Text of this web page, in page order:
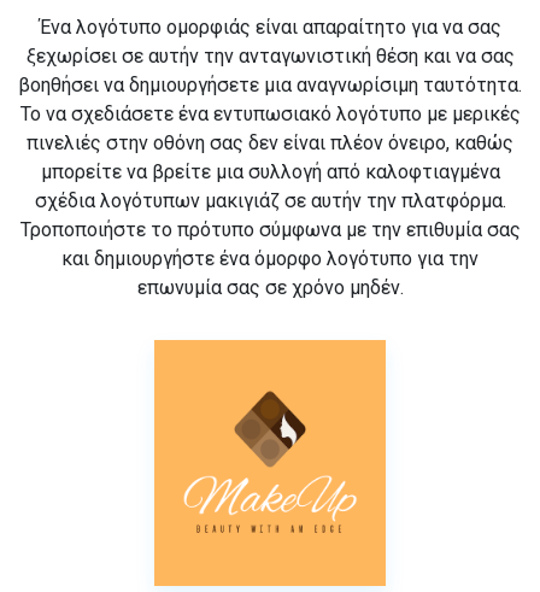
Ένα λογότυπο ομορφιάς είναι απαραίτητο για να σας
ξεχωρίσει σε αυτήν την ανταγωνιστική θέση και να σας
βοηθήσει να δημιουργήσετε μια αναγνωρίσιμη ταυτότητα.
Το να σχεδιάσετε ένα εντυπωσιακό λογότυπο με μερικές
πινελιές στην οθόνη σας δεν είναι πλέον όνειρο, καθώς
μπορείτε να βρείτε μια συλλογή από καλοφτιαγμένα
σχέδια λογότυπων μακιγιάζ σε αυτήν την πλατφόρμα.
Τροποποιήστε το πρότυπο σύμφωνα με την επιθυμία σας
και δημιουργήστε ένα όμορφο λογότυπο για την
επωνυμία σας σε χρόνο μηδέν.